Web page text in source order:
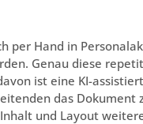
per Hand in
Genau diese
ist eine KI-
das Dokument
und Layout